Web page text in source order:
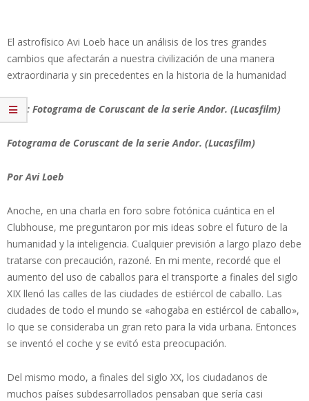
El astrofísico Avi Loeb hace un análisis de los tres grandes
cambios que afectarán a nuestra civilización de una manera
extraordinaria y sin precedentes en la historia de la humanidad
Foto: Fotograma de Coruscant de la serie Andor. (Lucasfilm)
Fotograma de Coruscant de la serie Andor. (Lucasfilm)
Por Avi Loeb
Anoche, en una charla en foro sobre fotónica cuántica en el
Clubhouse, me preguntaron por mis ideas sobre el futuro de la
humanidad y la inteligencia. Cualquier previsión a largo plazo debe
tratarse con precaución, razoné. En mi mente, recordé que el
aumento del uso de caballos para el transporte a finales del siglo
XIX llenó las calles de las ciudades de estiércol de caballo. Las
ciudades de todo el mundo se «ahogaba en estiércol de caballo»,
lo que se consideraba un gran reto para la vida urbana. Entonces
se inventó el coche y se evitó esta preocupación.
Del mismo modo, a finales del siglo XX, los ciudadanos de
muchos países subdesarrollados pensaban que sería casi